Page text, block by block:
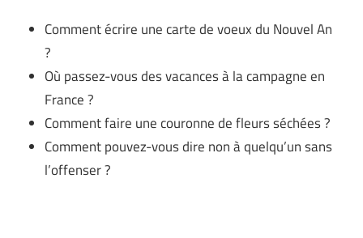
Comment écrire une carte de voeux du Nouvel An
?
Où passez-vous des vacances à la campagne en
France ?
Comment faire une couronne de fleurs séchées ?
Comment pouvez-vous dire non à quelqu’un sans
l’offenser ?